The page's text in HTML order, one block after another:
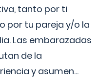
tanto por ti
por tu pareja y/o la
Las embarazadas
de la
y asumen...